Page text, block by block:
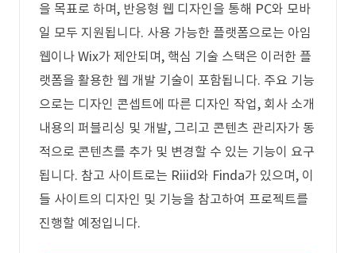
을 목표로 하며, 반응형 웹 디자인을 통해 PC와 모바
일 모두 지원됩니다. 사용 가능한 플랫폼으로는 아임
웹이나 Wix가 제안되며, 핵심 기술 스택은 이러한 플
랫폼을 활용한 웹 개발 기술이 포함됩니다. 주요 기능
으로는 디자인 콘셉트에 따른 디자인 작업, 회사 소개
내용의 퍼블리싱 및 개발, 그리고 콘텐츠 관리자가 동
적으로 콘텐츠를 추가 및 변경할 수 있는 기능이 요구
됩니다. 참고 사이트로는 Riiid와 Finda가 있으며, 이
들 사이트의 디자인 및 기능을 참고하여 프로젝트를
진행할 예정입니다.